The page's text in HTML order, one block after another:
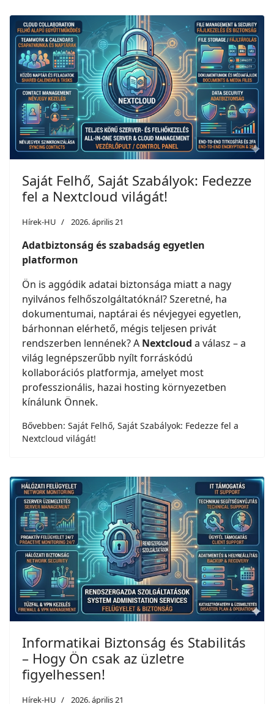
Saját Felhő, Saját Szabályok: Fedezze
fel a Nextcloud világát!
Hírek-HU 2026. április 21
Adatbiztonság és szabadság egyetlen
platformon
Ön is aggódik adatai biztonsága miatt a nagy
nyilvános felhőszolgáltatóknál? Szeretné, ha
dokumentumai, naptárai és névjegyei egyetlen,
bárhonnan elérhető, mégis teljesen privát
rendszerben lennének? A Nextcloud a válasz – a
világ legnépszerűbb nyílt forráskódú
kollaborációs platformja, amelyet most
professzionális, hazai hosting környezetben
kínálunk Önnek.
Bővebben: Saját Felhő, Saját Szabályok: Fedezze fel a
Nextcloud világát!
Informatikai Biztonság és Stabilitás
– Hogy Ön csak az üzletre
figyelhessen!
Hírek-HU 2026. április 21